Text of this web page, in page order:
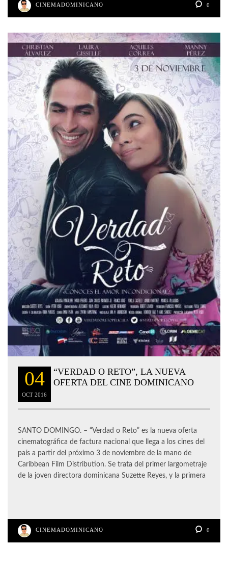
CINEMADOMINICANO 0
04
OCT 2016
“VERDAD O RETO”, LA NUEVA
OFERTA DEL CINE DOMINICANO
SANTO DOMINGO. – “Verdad o Reto” es la nueva oferta
cinematográfica de factura nacional que llega a los cines del
país a partir del próximo 3 de noviembre de la mano de
Caribbean Film Distribution. Se trata del primer largometraje
de la joven directora dominicana Suzette Reyes, y la primera
CINEMADOMINICANO 0